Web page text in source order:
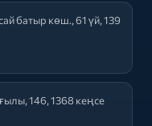
батыр көш., 61 үй, 139
146, 1368 кеңсе